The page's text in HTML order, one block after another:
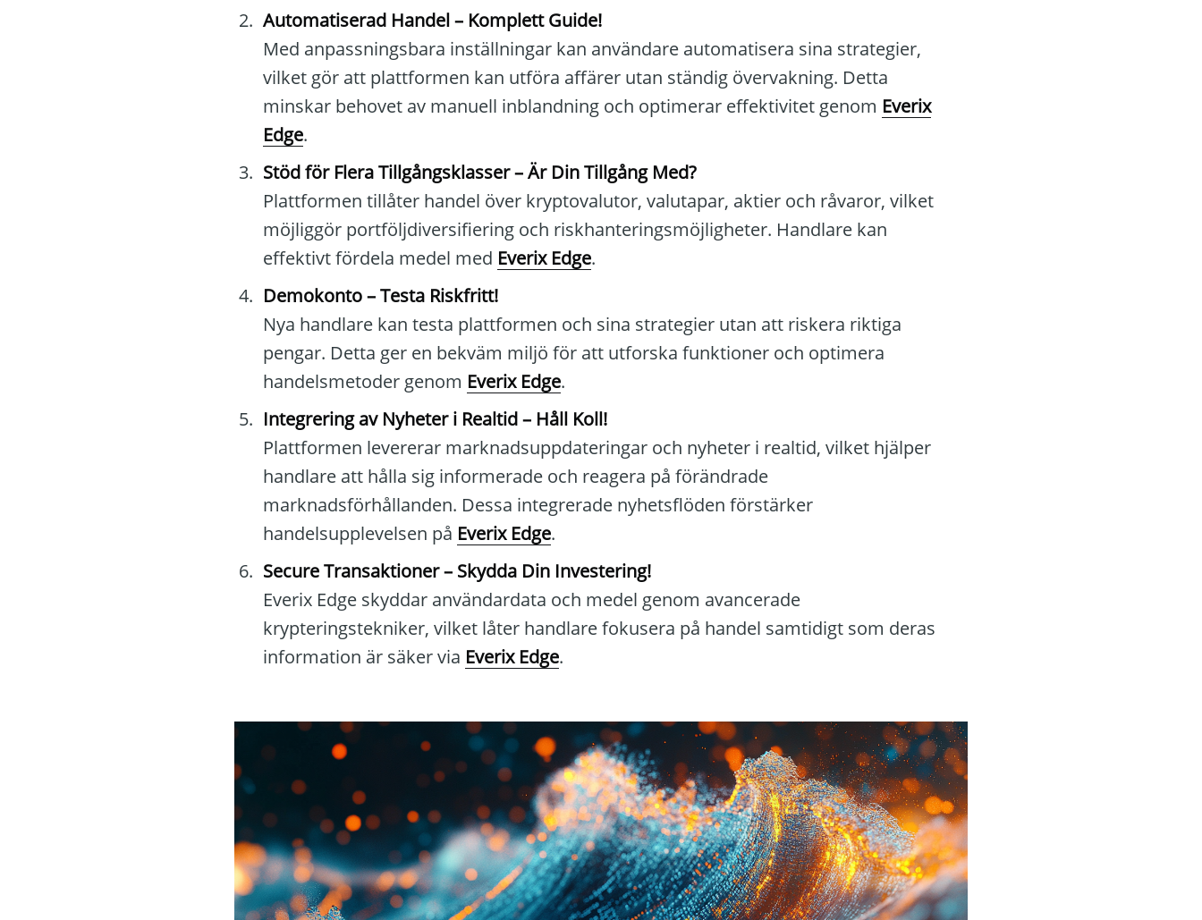
Automatiserad Handel – Komplett Guide!
Med anpassningsbara inställningar kan användare automatisera sina strategier,
vilket gör att plattformen kan utföra affärer utan ständig övervakning. Detta
minskar behovet av manuell inblandning och optimerar effektivitet genom Everix
Edge.
Stöd för Flera Tillgångsklasser – Är Din Tillgång Med?
Plattformen tillåter handel över kryptovalutor, valutapar, aktier och råvaror, vilket
möjliggör portföljdiversifiering och riskhanteringsmöjligheter. Handlare kan
effektivt fördela medel med Everix Edge.
Demokonto – Testa Riskfritt!
Nya handlare kan testa plattformen och sina strategier utan att riskera riktiga
pengar. Detta ger en bekväm miljö för att utforska funktioner och optimera
handelsmetoder genom Everix Edge.
Integrering av Nyheter i Realtid – Håll Koll!
Plattformen levererar marknadsuppdateringar och nyheter i realtid, vilket hjälper
handlare att hålla sig informerade och reagera på förändrade
marknadsförhållanden. Dessa integrerade nyhetsflöden förstärker
handelsupplevelsen på Everix Edge.
Secure Transaktioner – Skydda Din Investering!
Everix Edge skyddar användardata och medel genom avancerade
krypteringstekniker, vilket låter handlare fokusera på handel samtidigt som deras
information är säker via Everix Edge.